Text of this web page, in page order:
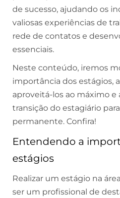
de sucesso, ajudando os
valiosas experiências de
rede de contatos e
essenciais.
Neste conteúdo, iremos
importância dos estágios,
aproveitá-los ao máximo e
transição do estagiário
permanente. Confira!
Entendendo a
estágios
Realizar um estágio na
ser um profissional de